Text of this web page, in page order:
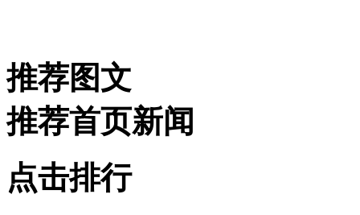
推荐图文
推荐首页新闻
点击排行